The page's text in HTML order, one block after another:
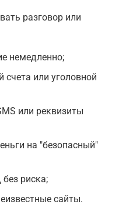
разговор или
немедленно;
счета или уголовной
или реквизиты
на "безопасный"
риска;
сайты.